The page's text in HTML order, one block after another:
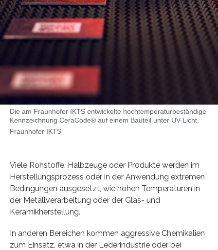
Die am Fraunhofer IKTS entwickelte hochtemperaturbeständige
Kennzeichnung CeraCode® auf einem Bauteil unter UV-Licht.
Fraunhofer IKTS
Viele Rohstoffe, Halbzeuge oder Produkte werden im
Herstellungsprozess oder in der Anwendung extremen
Bedingungen ausgesetzt, wie hohen Temperaturen in
der Metallverarbeitung oder der Glas- und
Keramikherstellung.
In anderen Bereichen kommen aggressive Chemikalien
zum Einsatz, etwa in der Lederindustrie oder bei